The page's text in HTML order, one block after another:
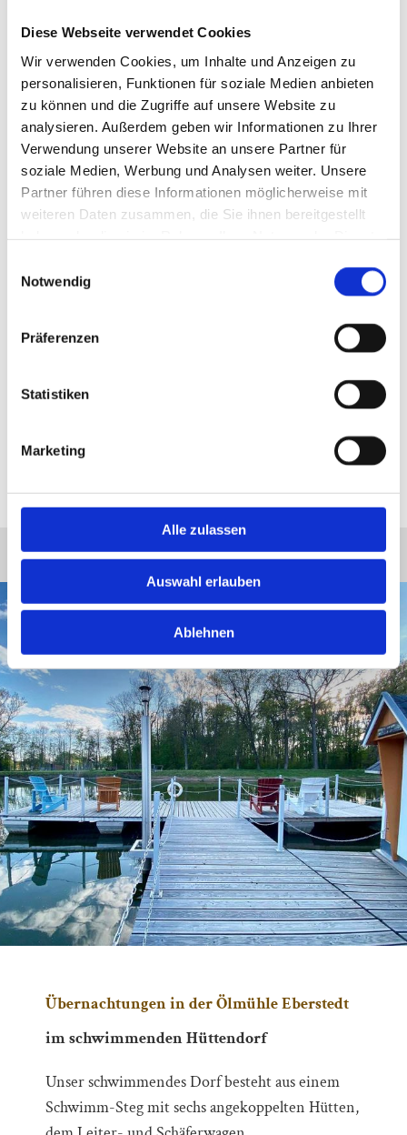
Diese Webseite verwendet Cookies
Wir verwenden Cookies, um Inhalte und Anzeigen zu
personalisieren, Funktionen für soziale Medien anbieten
zu können und die Zugriffe auf unsere Website zu
analysieren. Außerdem geben wir Informationen zu Ihrer
Verwendung unserer Website an unsere Partner für
soziale Medien, Werbung und Analysen weiter. Unsere
Partner führen diese Informationen möglicherweise mit
weiteren Daten zusammen, die Sie ihnen bereitgestellt
Notwendig
Präferenzen
Statistiken
Marketing
Alle zulassen
Auswahl erlauben
Ablehnen
Veranstaltungen
SEPTEMBER 2026
TANZABEND mit D`Müllers (um 20:30 Uhr)
19.9.OBERKRAINER aus Slowenien (um 15:00 Uhr,
Gemütlich essen und genießen
Restaurant "Mühlenschänke" und
Hier trifft man sich mit Freunden oder der